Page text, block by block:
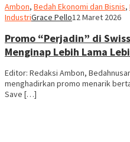
Ambon, Bedah Ekonomi dan Bisnis,
IndustriGrace Pello12 Maret 2026
Promo “Perjadin” di
Menginap Lebih Lama
Editor: Redaksi Ambon,
menghadirkan promo menarik
Save […]